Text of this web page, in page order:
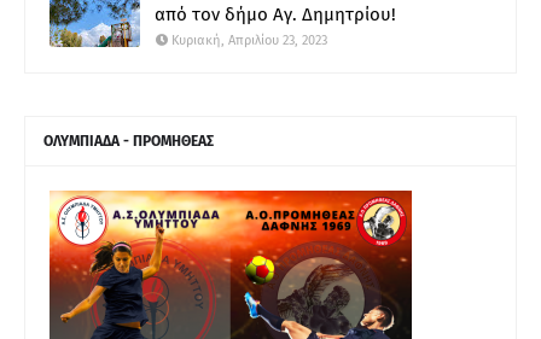
από τον δήμο Αγ. Δημητρίου!
Κυριακή, Απριλίου 23, 2023
ΟΛΥΜΠΙΑΔΑ - ΠΡΟΜΗΘΕΑΣ